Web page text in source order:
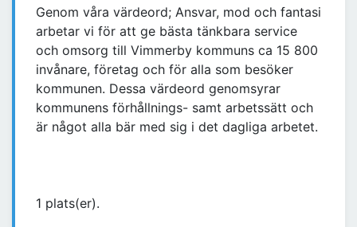
Genom våra värdeord; Ansvar, mod och fantasi
arbetar vi för att ge bästa tänkbara service
och omsorg till Vimmerby kommuns ca 15 800
invånare, företag och för alla som besöker
kommunen. Dessa värdeord genomsyrar
kommunens förhållnings- samt arbetssätt och
är något alla bär med sig i det dagliga arbetet.
1 plats(er).